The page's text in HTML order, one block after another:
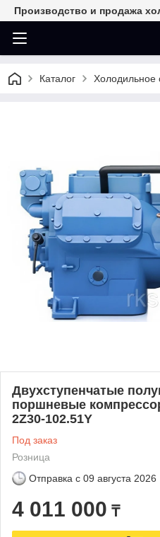
Производство и продажа
Каталог Холодильное
Двухступенчатые
поршневые
2Z30-102.51Y
Под заказ
Розница
Отправка с 09 августа 2026
4 011 000 ₸